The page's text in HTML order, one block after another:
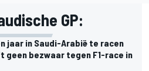
GP:
jaar in Saudi-Arabië te racen
bezwaar tegen F1-race in